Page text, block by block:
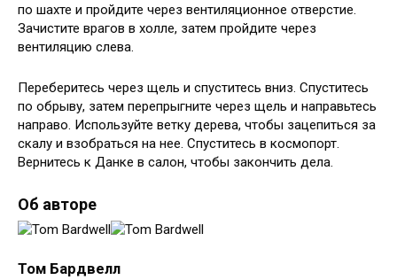
по шахте и пройдите через вентиляционное отверстие.
Зачистите врагов в холле, затем пройдите через
вентиляцию слева.
Переберитесь через щель и спуститесь вниз. Спуститесь
по обрыву, затем перепрыгните через щель и направьтесь
направо. Используйте ветку дерева, чтобы зацепиться за
скалу и взобраться на нее. Спуститесь в космопорт.
Вернитесь к Данке в салон, чтобы закончить дела.
Об авторе
Том Бардвелл